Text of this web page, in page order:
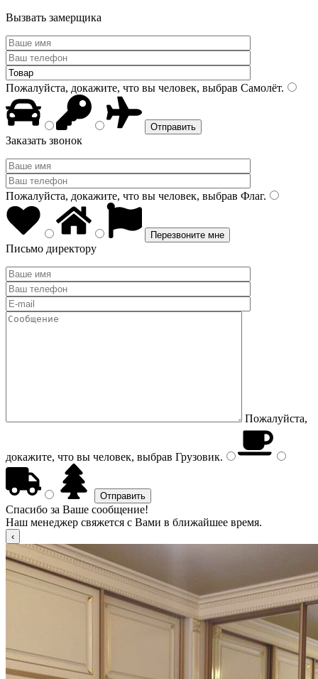
Вызвать замерщика
Пожалуйста, докажите, что вы человек, выбрав Самолёт.
Заказать звонок
Пожалуйста, докажите, что вы человек, выбрав Флаг.
Письмо директору
Пожалуйста,
докажите, что вы человек, выбрав Грузовик.
Спасибо за Ваше сообщение!
Наш менеджер свяжется с Вами в ближайшее время.